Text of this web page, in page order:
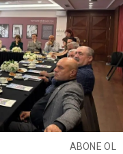
ABONE OL